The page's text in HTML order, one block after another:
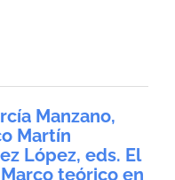
Manzano,
Martín
López, eds. El
teórico en